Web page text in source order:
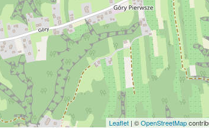
Leaflet| ©OpenStreetMap